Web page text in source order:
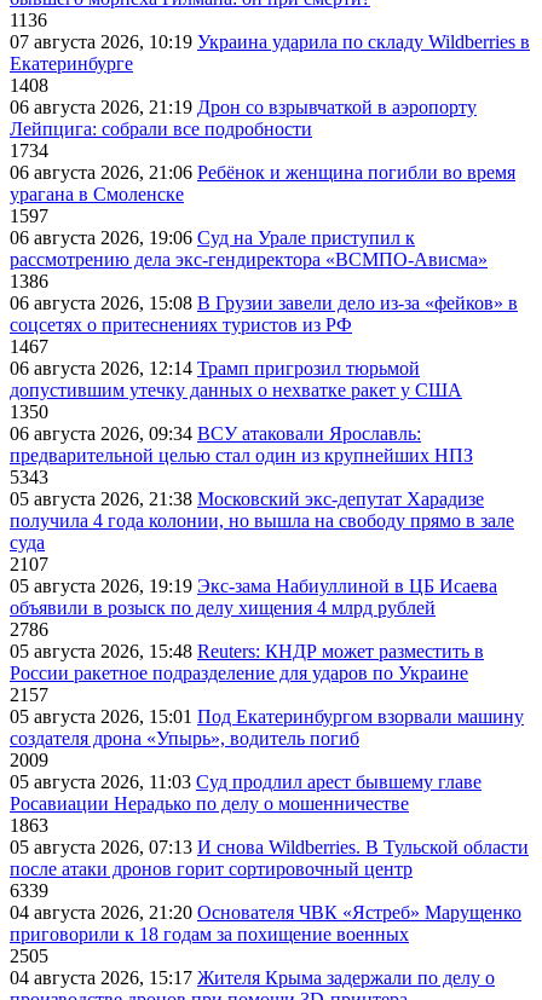
1136
07 августа 2026, 10:19 Украина ударила по складу Wildberries в
Екатеринбурге
1408
06 августа 2026, 21:19 Дрон со взрывчаткой в аэропорту
Лейпцига: собрали все подробности
1734
06 августа 2026, 21:06 Ребёнок и женщина погибли во время
урагана в Смоленске
1597
06 августа 2026, 19:06 Суд на Урале приступил к
рассмотрению дела экс-гендиректора «ВСМПО-Ависма»
1386
06 августа 2026, 15:08 В Грузии завели дело из-за «фейков» в
соцсетях о притеснениях туристов из РФ
1467
06 августа 2026, 12:14 Трамп пригрозил тюрьмой
допустившим утечку данных о нехватке ракет у США
1350
06 августа 2026, 09:34 ВСУ атаковали Ярославль:
предварительной целью стал один из крупнейших НПЗ
5343
05 августа 2026, 21:38 Московский экс-депутат Харадизе
получила 4 года колонии, но вышла на свободу прямо в зале
суда
2107
05 августа 2026, 19:19 Экс-зама Набиуллиной в ЦБ Исаева
объявили в розыск по делу хищения 4 млрд рублей
2786
05 августа 2026, 15:48 Reuters: КНДР может разместить в
России ракетное подразделение для ударов по Украине
2157
05 августа 2026, 15:01 Под Екатеринбургом взорвали машину
создателя дрона «Упырь», водитель погиб
2009
05 августа 2026, 11:03 Суд продлил арест бывшему главе
Росавиации Нерадько по делу о мошенничестве
1863
05 августа 2026, 07:13 И снова Wildberries. В Тульской области
после атаки дронов горит сортировочный центр
6339
04 августа 2026, 21:20 Основателя ЧВК «Ястреб» Марущенко
приговорили к 18 годам за похищение военных
2505
04 августа 2026, 15:17 Жителя Крыма задержали по делу о